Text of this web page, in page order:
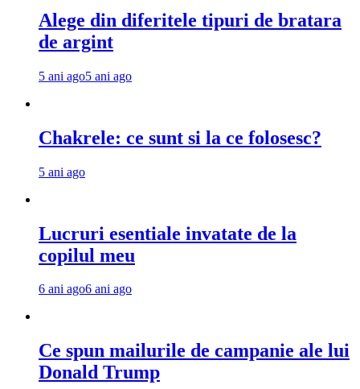
Alege din diferitele tipuri de bratara
de argint
5 ani ago5 ani ago
Chakrele: ce sunt si la ce folosesc?
5 ani ago
Lucruri esentiale invatate de la
copilul meu
6 ani ago6 ani ago
Ce spun mailurile de campanie ale lui
Donald Trump